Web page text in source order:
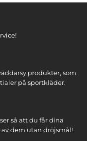
produkter, som
på sportkläder.
så att du får dina
dem utan dröjsmål!